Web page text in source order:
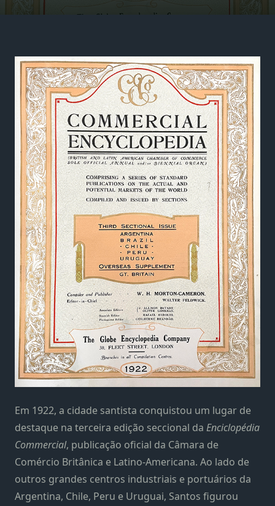
Em 1922, a cidade santista conquistou um lugar de
destaque na terceira edição seccional da Enciclopédia
Commercial, publicação oficial da Câmara de
Comércio Britânica e Latino-Americana. Ao lado de
outros grandes centros industriais e portuários da
Argentina, Chile, Peru e Uruguai, Santos figurou